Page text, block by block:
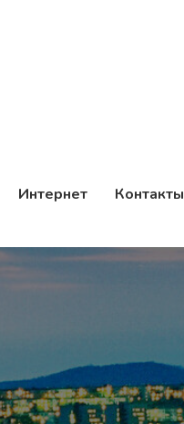
Интернет Контакты